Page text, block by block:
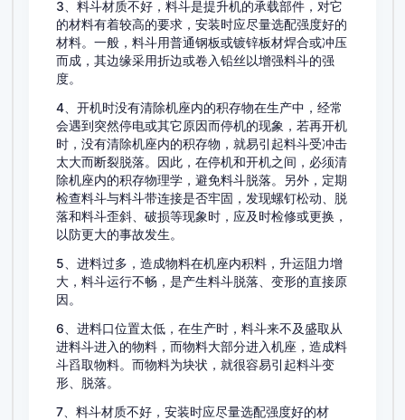
3、料斗材质不好，料斗是提升机的承载部件，对它
的材料有着较高的要求，安装时应尽量选配强度好的
材料。一般，料斗用普通钢板或镀锌板材焊合或冲压
而成，其边缘采用折边或卷入铅丝以增强料斗的强
度。
4、开机时没有清除机座内的积存物在生产中，经常
会遇到突然停电或其它原因而停机的现象，若再开机
时，没有清除机座内的积存物，就易引起料斗受冲击
太大而断裂脱落。因此，在停机和开机之间，必须清
除机座内的积存物理学，避免料斗脱落。另外，定期
检查料斗与料斗带连接是否牢固，发现螺钉松动、脱
落和料斗歪斜、破损等现象时，应及时检修或更换，
以防更大的事故发生。
5、进料过多，造成物料在机座内积料，升运阻力增
大，料斗运行不畅，是产生料斗脱落、变形的直接原
因。
6、进料口位置太低，在生产时，料斗来不及盛取从
进料斗进入的物料，而物料大部分进入机座，造成料
斗舀取物料。而物料为块状，就很容易引起料斗变
形、脱落。
7、料斗材质不好，安装时应尽量选配强度好的材